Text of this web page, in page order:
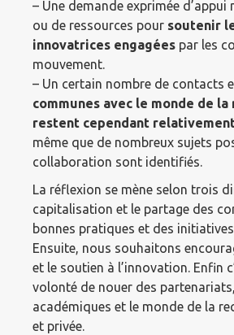
– Une demande exprimée
ou de ressources pour soutenir
innovatrices engagées par les
mouvement.
– Un certain nombre de contacts
communes avec le monde de la
restent cependant
même que de nombreux sujets
collaboration sont identifiés.
La réflexion se mène selon trois
capitalisation et le partage des
bonnes pratiques et des
Ensuite, nous souhaitons
et le soutien à l’innovation. Enfin
volonté de nouer des
académiques et le monde de la
et privée.